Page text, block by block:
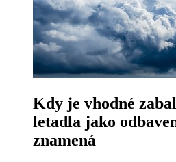
Kdy je vhodné
letadla jako
znamená